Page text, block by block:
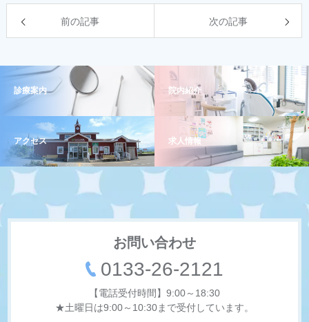
前の記事 次の記事
診療案内 院内紹介
アクセス 求人情報
お問い合わせ
0133-26-2121
【電話受付時間】9:00～18:30
★土曜日は9:00～10:30まで受付しています。